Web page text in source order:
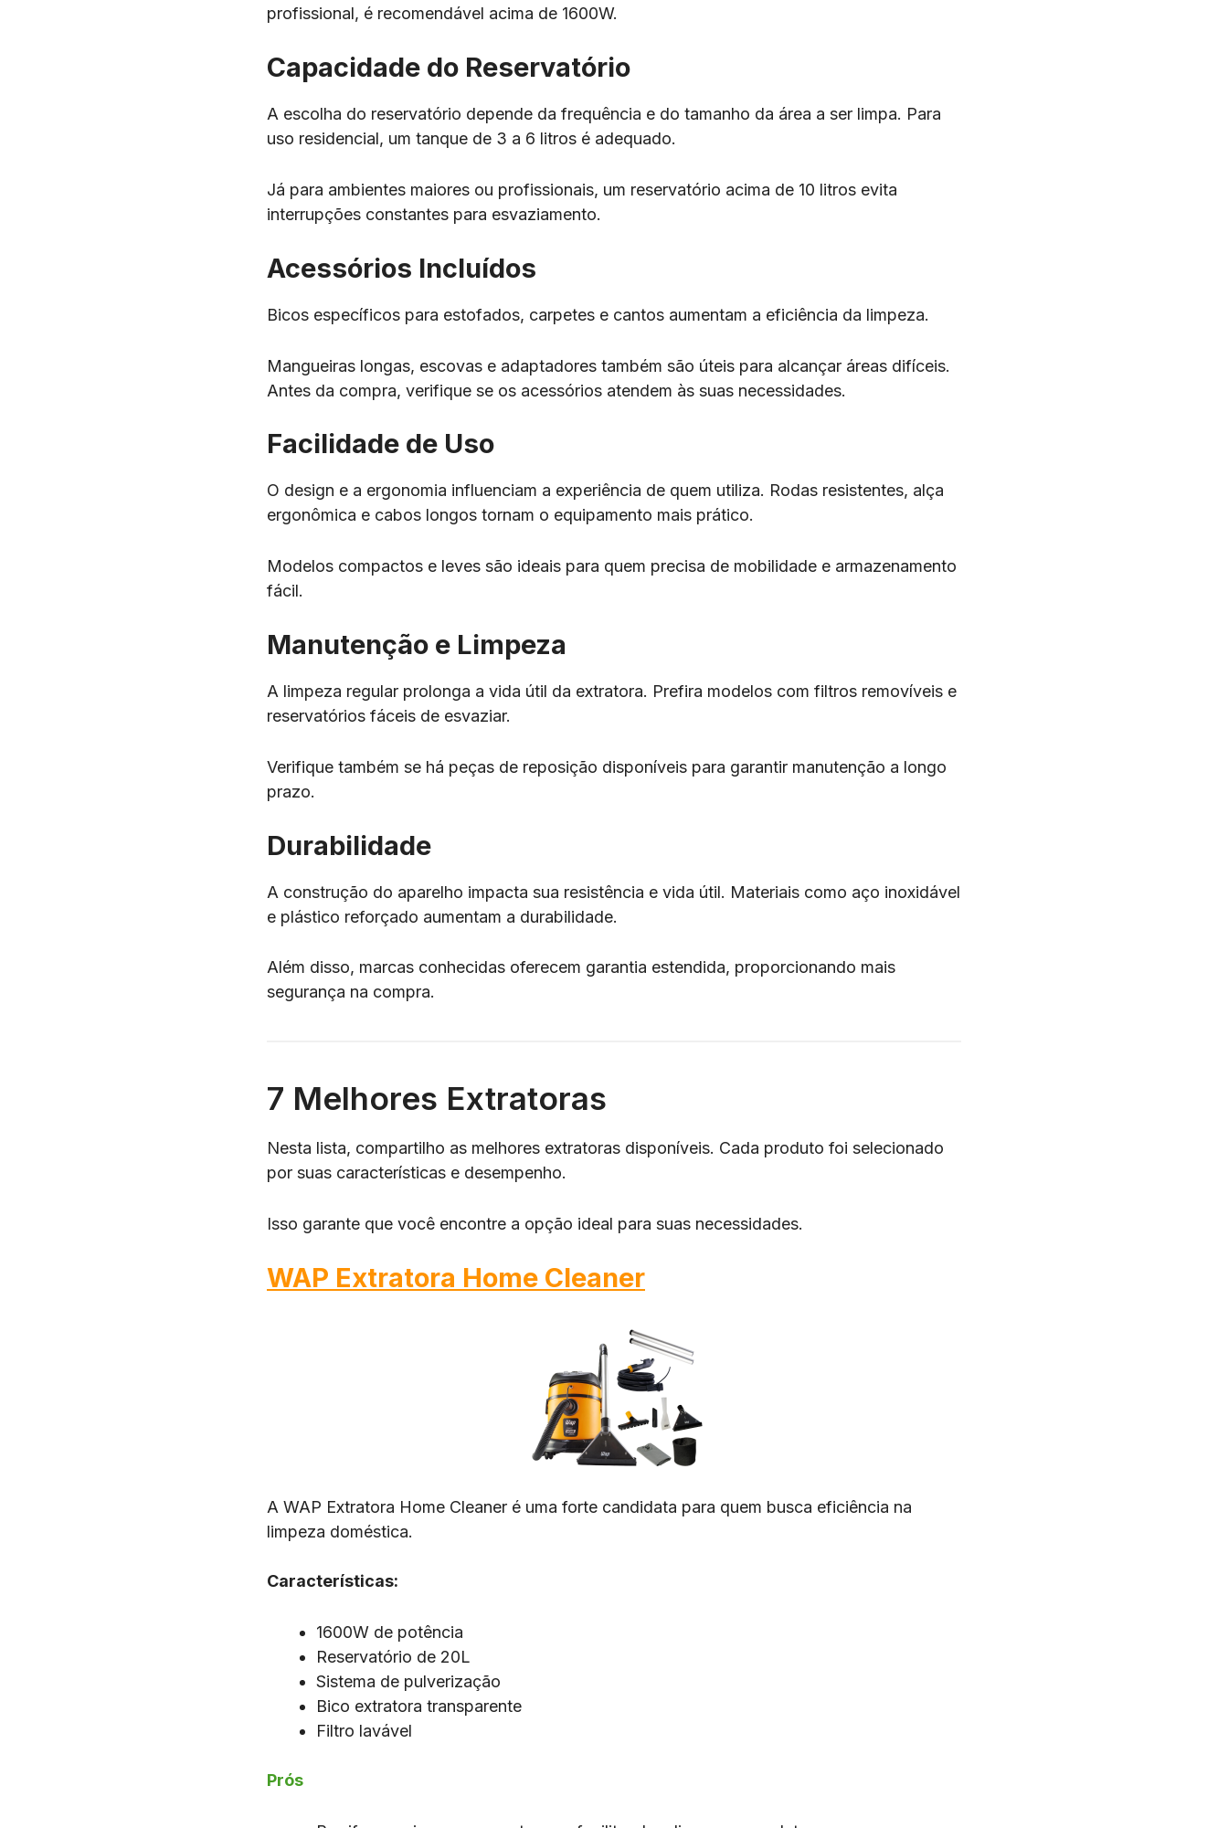
profissional, é recomendável acima de 1600W.
Capacidade do Reservatório
A escolha do reservatório depende da frequência e do tamanho da área a ser limpa. Para
uso residencial, um tanque de 3 a 6 litros é adequado.
Já para ambientes maiores ou profissionais, um reservatório acima de 10 litros evita
interrupções constantes para esvaziamento.
Acessórios Incluídos
Bicos específicos para estofados, carpetes e cantos aumentam a eficiência da limpeza.
Mangueiras longas, escovas e adaptadores também são úteis para alcançar áreas difíceis.
Antes da compra, verifique se os acessórios atendem às suas necessidades.
Facilidade de Uso
O design e a ergonomia influenciam a experiência de quem utiliza. Rodas resistentes, alça
ergonômica e cabos longos tornam o equipamento mais prático.
Modelos compactos e leves são ideais para quem precisa de mobilidade e armazenamento
fácil.
Manutenção e Limpeza
A limpeza regular prolonga a vida útil da extratora. Prefira modelos com filtros removíveis e
reservatórios fáceis de esvaziar.
Verifique também se há peças de reposição disponíveis para garantir manutenção a longo
prazo.
Durabilidade
A construção do aparelho impacta sua resistência e vida útil. Materiais como aço inoxidável
e plástico reforçado aumentam a durabilidade.
Além disso, marcas conhecidas oferecem garantia estendida, proporcionando mais
segurança na compra.
7 Melhores Extratoras
Nesta lista, compartilho as melhores extratoras disponíveis. Cada produto foi selecionado
por suas características e desempenho.
Isso garante que você encontre a opção ideal para suas necessidades.
WAP Extratora Home Cleaner
A WAP Extratora Home Cleaner é uma forte candidata para quem busca eficiência na
limpeza doméstica.
Características:
1600W de potência
Reservatório de 20L
Sistema de pulverização
Bico extratora transparente
Filtro lavável
Prós